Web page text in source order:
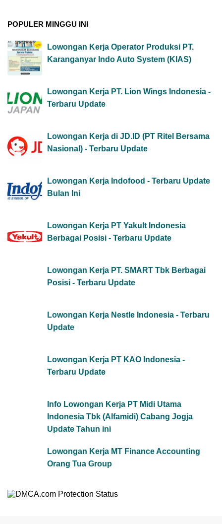
POPULER MINGGU INI
Lowongan Kerja Operator Produksi PT.
Karanganyar Indo Auto System (KIAS)
Lowongan Kerja PT. Lion Wings Indonesia -
Terbaru Update
Lowongan Kerja di JD.ID (PT Ritel Bersama
Nasional) - Terbaru Update
Lowongan Kerja Indofood - Terbaru Update
Bulan Ini
Lowongan Kerja PT Yakult Indonesia
Berbagai Posisi - Terbaru Update
Lowongan Kerja PT. SMART Tbk Berbagai
Posisi - Terbaru Update
Lowongan Kerja Nestle Indonesia - Terbaru
Update
Lowongan Kerja PT KAO Indonesia -
Terbaru Update
Info Lowongan Kerja PT Midi Utama
Indonesia Tbk (Alfamidi) Cabang Jogja
Update Tahun ini
Lowongan Kerja MT Finance Accounting
Orang Tua Group